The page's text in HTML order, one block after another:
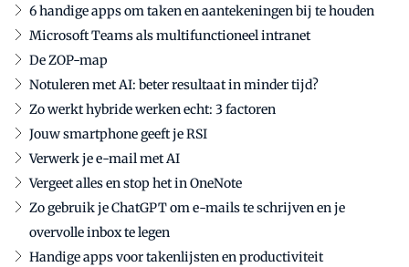
6 handige apps om taken en aantekeningen bij te houden
Microsoft Teams als multifunctioneel intranet
De ZOP-map
Notuleren met AI: beter resultaat in minder tijd?
Zo werkt hybride werken echt: 3 factoren
Jouw smartphone geeft je RSI
Verwerk je e-mail met AI
Vergeet alles en stop het in OneNote
Zo gebruik je ChatGPT om e-mails te schrijven en je
overvolle inbox te legen
Handige apps voor takenlijsten en productiviteit